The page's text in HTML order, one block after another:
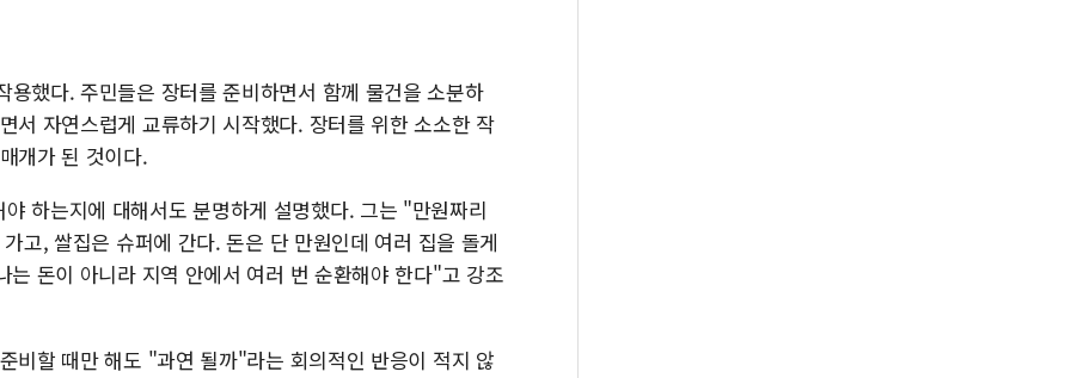
했다. 주민들은 장터를 준비하면서 함께 물건을 소분하
서 자연스럽게 교류하기 시작했다. 장터를 위한 소소한 작
개가 된 것이다.
하는지에 대해서도 분명하게 설명했다. 그는 "만원짜리
고, 쌀집은 슈퍼에 간다. 돈은 단 만원인데 여러 집을 돌게
돈이 아니라 지역 안에서 여러 번 순환해야 한다"고 강조
비할 때만 해도 "과연 될까"라는 회의적인 반응이 적지 않